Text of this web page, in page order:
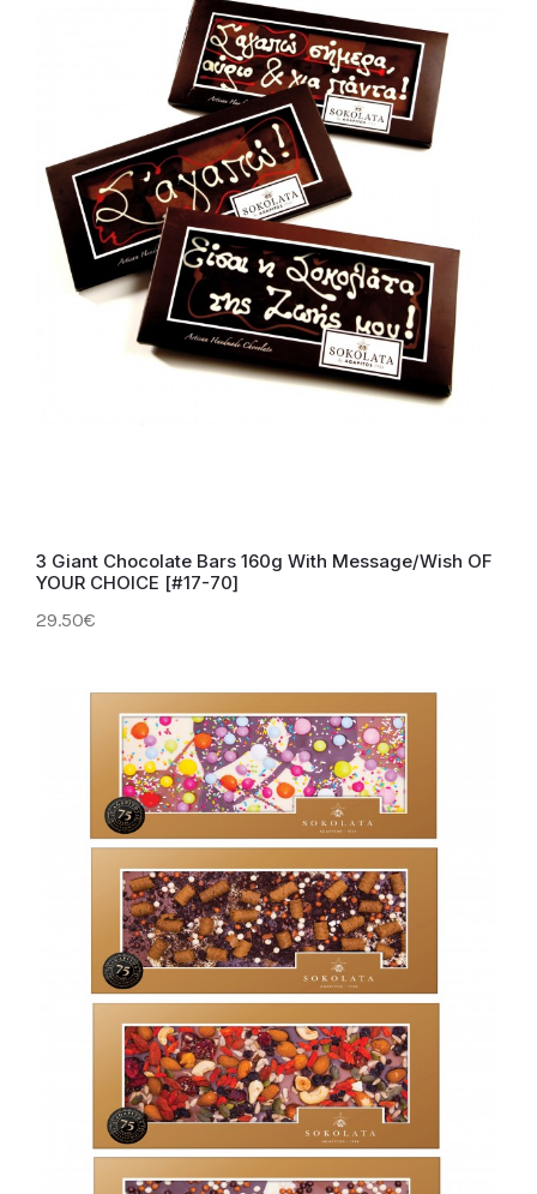
3 Giant Chocolate Bars 160g With Message/Wish OF
YOUR CHOICE [#17-70]
29.50€